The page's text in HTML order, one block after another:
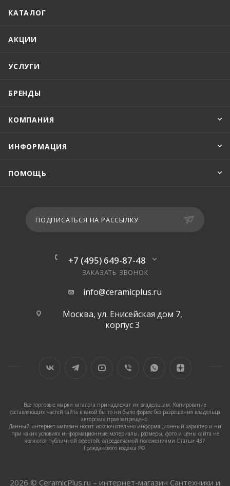
КАТАЛОГ
АКЦИИ
УСЛУГИ
БРЕНДЫ
КОМПАНИЯ
ИНФОРМАЦИЯ
ПОМОЩЬ
ПОДПИСАТЬСЯ НА РАССЫЛКУ
+7 (495) 649-87-48
ЗАКАЗАТЬ ЗВОНОК
info@ceramicplus.ru
Москва, ул. Енисейская дом 7,
корпус 3
Все торговые марки каталога принадлежат их владельцам. Копирование
составляющих частей сайта в какой бы то ни было форме без разрешения владельца
авторских прав запрещено.
Данный интернет-магазин носит исключительно информационный характер и ни
при каких условиях информационные материалы, размеры, фото и цены сайта не
являются публичной офертой, определяемой положениями Статьи 437
Гражданского кодекса РФ.
2026 © CeramicPlus.ru – интернет-магазин Сантехники и